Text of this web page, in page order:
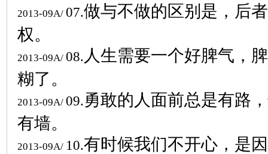
2013-09A/ 07.做与不做的区别是，后
权。
2013-09A/ 08. 人生需要一个好脾气，
糊了。
2013-09A/ 09.勇敢的人面前总是有路
有墙。
2013-09A/ 10.有时候我们不开心，是